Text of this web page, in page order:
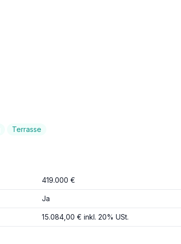
Terrasse
419.000 €
Ja
15.084,00 € inkl. 20% USt.